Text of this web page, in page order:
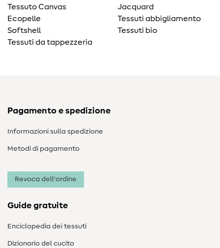
Tessuto Canvas
Ecopelle
Softshell
Tessuti da tappezzeria
Jacquard
Tessuti abbigliamento
Tessuti bio
Pagamento e spedizione
Informazioni sulla spedizione
Metodi di pagamento
Revoca dell'ordine
Guide gratuite
Enciclopedia dei tessuti
Dizionario del cucito